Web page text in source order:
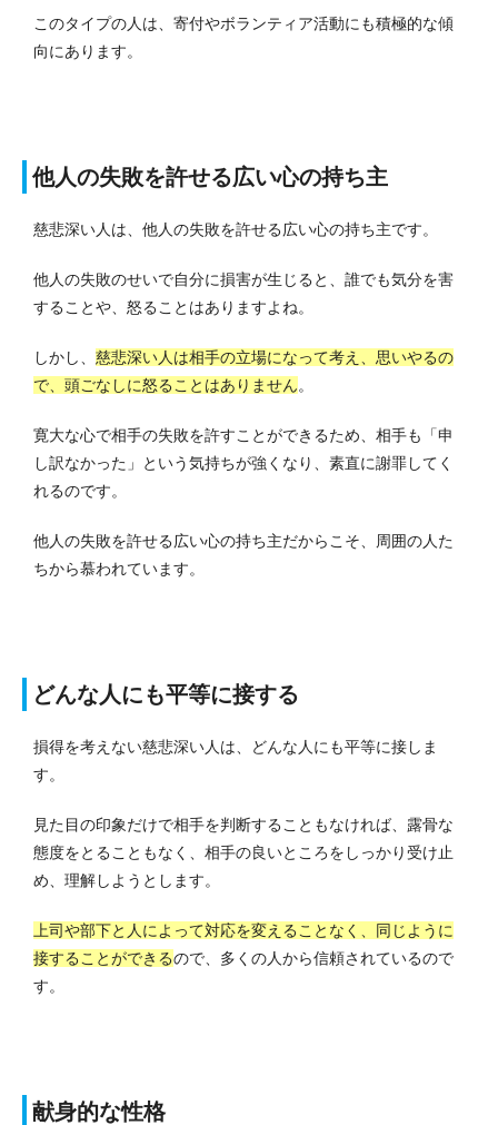
このタイプの人は、寄付やボランティア活動にも積極的な傾
向にあります。
他人の失敗を許せる広い心の持ち主
慈悲深い人は、他人の失敗を許せる広い心の持ち主です。
他人の失敗のせいで自分に損害が生じると、誰でも気分を害
することや、怒ることはありますよね。
しかし、 慈悲深い人は相手の立場になって考え、思いやるの
で、頭ごなしに怒ることはありません。
寛大な心で相手の失敗を許すことができるため、相手も「申
し訳なかった」という気持ちが強くなり、素直に謝罪してく
れるのです。
他人の失敗を許せる広い心の持ち主だからこそ、周囲の人た
ちから慕われています。
どんな人にも平等に接する
損得を考えない慈悲深い人は、どんな人にも平等に接しま
す。
見た目の印象だけで相手を判断することもなければ、露骨な
態度をとることもなく、相手の良いところをしっかり受け止
め、理解しようとします。
上司や部下と人によって対応を変えることなく、同じように
接することができるので、多くの人から信頼されているので
す。
献身的な性格